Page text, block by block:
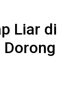
Liar di